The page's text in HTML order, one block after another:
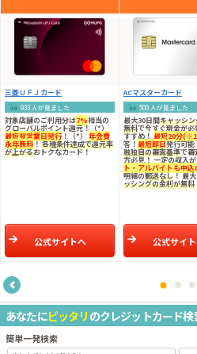
三菱ＵＦＪカード
933 人が見ました
対象店舗のご利用分は7%相当の
グローバルポイント還元！（*）
最短翌営業日発行！（*） 年会費
永年無料！各種条件達成で還元率
が上がるおトクなカード！
公式サイトへ
ACマスターカード
500 人が見ました
最大30日間キャッシ
無料で今すぐ現金が必
すすめ！ 最短20分
答！ 最短即日発行可能
融独自の審査基準で審
方必見！ 一定の収入
ト・アルバイトも申
明細の郵送なし！ 最
ッシングの金利が無料
公式サイ
あなたにピッタリ のクレジットカード検
簡単一発検索